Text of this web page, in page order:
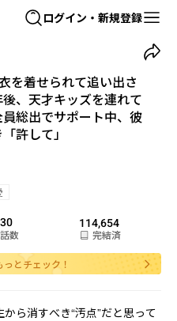
ログイン・新規登録
を着せられて追い出さ
、天才キッズを連れて
総出でサポート中、彼
許して」
30
話数
114,654
完結済
とチェック！
ら消すべき“汚点”だと思って